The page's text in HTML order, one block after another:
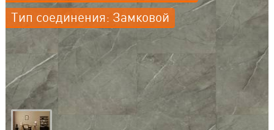
Тип соединения: Замковой